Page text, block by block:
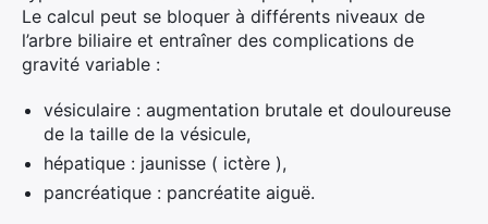
Le calcul peut se bloquer à différents niveaux de
l’arbre biliaire et entraîner des complications de
gravité variable :
vésiculaire : augmentation brutale et douloureuse
de la taille de la vésicule,
hépatique : jaunisse ( ictère ),
pancréatique : pancréatite aiguë.